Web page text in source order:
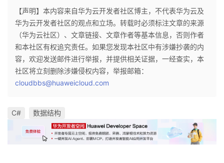
【声明】本内容来自华为云开发者社区博主，不代表华为云及
华为云开发者社区的观点和立场。转载时必须标注文章的来源
（华为云社区）、文章链接、文章作者等基本信息，否则作者
和本社区有权追究责任。如果您发现本社区中有涉嫌抄袭的内
容，欢迎发送邮件进行举报，并提供相关证据，一经查实，本
社区将立刻删除涉嫌侵权内容，举报邮箱：
cloudbbs@huaweicloud.com
C# 数据结构